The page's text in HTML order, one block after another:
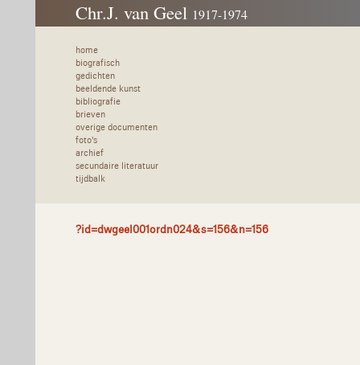
Chr.J. van Geel 1917-1974
home
biografisch
gedichten
beeldende kunst
bibliografie
brieven
overige documenten
foto's
archief
secundaire literatuur
tijdbalk
?id=dwgeel001ordn024&s=156&n=156